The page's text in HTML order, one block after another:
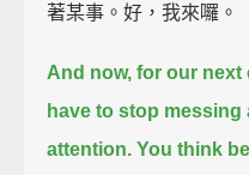
著某事。好，我來囉。
And now, for our next
have to stop
attention. You think